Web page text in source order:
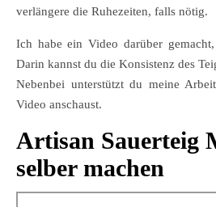
verlängere die Ruhezeiten, falls nötig.
Ich habe ein Video darüber
Darin kannst du die Konsistenz des
Nebenbei unterstützt du meine
Video anschaust.
Artisan Sauerteig
selber machen